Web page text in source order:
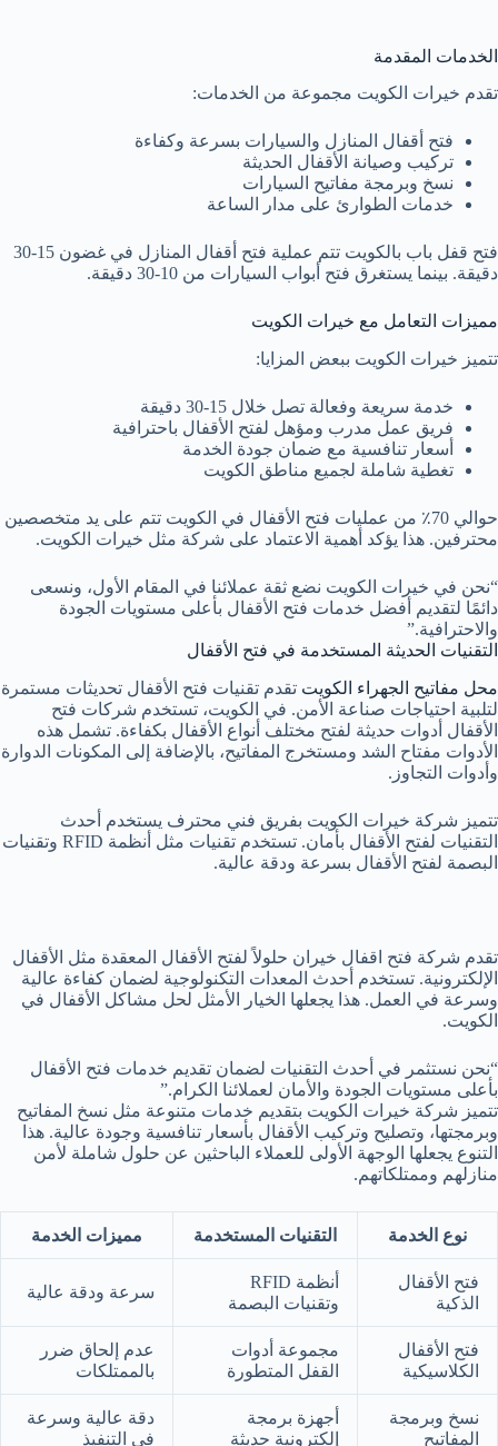
الخدمات المقدمة
تقدم خيرات الكويت مجموعة من الخدمات:
فتح أقفال المنازل والسيارات بسرعة وكفاءة
تركيب وصيانة الأقفال الحديثة
نسخ وبرمجة مفاتيح السيارات
خدمات الطوارئ على مدار الساعة
فتح قفل باب بالكويت تتم عملية فتح أقفال المنازل في غضون 15-30
دقيقة. بينما يستغرق فتح أبواب السيارات من 10-30 دقيقة.
مميزات التعامل مع خيرات الكويت
تتميز خيرات الكويت ببعض المزايا:
خدمة سريعة وفعالة تصل خلال 15-30 دقيقة
فريق عمل مدرب ومؤهل لفتح الأقفال باحترافية
أسعار تنافسية مع ضمان جودة الخدمة
تغطية شاملة لجميع مناطق الكويت
حوالي 70٪ من عمليات فتح الأقفال في الكويت تتم على يد متخصصين
محترفين. هذا يؤكد أهمية الاعتماد على شركة مثل خيرات الكويت.
“نحن في خيرات الكويت نضع ثقة عملائنا في المقام الأول، ونسعى
دائمًا لتقديم أفضل خدمات فتح الأقفال بأعلى مستويات الجودة
والاحترافية.”
التقنيات الحديثة المستخدمة في فتح الأقفال
محل مفاتيح الجهراء الكويت تقدم تقنيات فتح الأقفال تحديثات مستمرة
لتلبية احتياجات صناعة الأمن. في الكويت، تستخدم شركات فتح
الأقفال أدوات حديثة لفتح مختلف أنواع الأقفال بكفاءة. تشمل هذه
الأدوات مفتاح الشد ومستخرج المفاتيح، بالإضافة إلى المكونات الدوارة
وأدوات التجاوز.
تتميز شركة خيرات الكويت بفريق فني محترف يستخدم أحدث
التقنيات لفتح الأقفال بأمان. تستخدم تقنيات مثل أنظمة RFID وتقنيات
البصمة لفتح الأقفال بسرعة ودقة عالية.
تقدم شركة فتح اقفال خيران حلولاً لفتح الأقفال المعقدة مثل الأقفال
الإلكترونية. تستخدم أحدث المعدات التكنولوجية لضمان كفاءة عالية
وسرعة في العمل. هذا يجعلها الخيار الأمثل لحل مشاكل الأقفال في
الكويت.
“نحن نستثمر في أحدث التقنيات لضمان تقديم خدمات فتح الأقفال
بأعلى مستويات الجودة والأمان لعملائنا الكرام.”
تتميز شركة خيرات الكويت بتقديم خدمات متنوعة مثل نسخ المفاتيح
وبرمجتها، وتصليح وتركيب الأقفال بأسعار تنافسية وجودة عالية. هذا
التنوع يجعلها الوجهة الأولى للعملاء الباحثين عن حلول شاملة لأمن
منازلهم وممتلكاتهم.
نوع الخدمة التقنيات المستخدمة مميزات الخدمة
فتح الأقفال
الذكية
أنظمة RFID
وتقنيات البصمة
سرعة ودقة عالية
فتح الأقفال
الكلاسيكية
مجموعة أدوات
القفل المتطورة
عدم إلحاق ضرر
بالممتلكات
نسخ وبرمجة
المفاتيح
أجهزة برمجة
إلكترونية حديثة
دقة عالية وسرعة
في التنفيذ